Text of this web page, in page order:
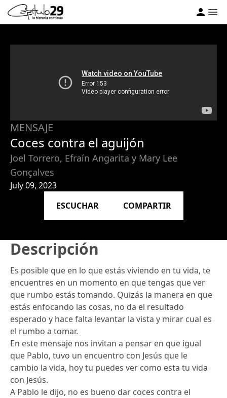
MENSAJE
Coces contra el aguijón
Joel Torrero, Efraín Angarita y Mary Lee
Gonçalves
July 09, 2023
ESCUCHAR
COMPARTIR
Descripción
Es posible que en lo que estás viviendo en tu vida, te
encuentres en un momento en que tengas que ver
que rumbo estás tomando. Quizás la manera en que
estás enfocando las cosas, no da el resultado
esperado y hace falta levantar la vista y mirar cual es
el rumbo a tomar.
En este mensaje nos invitan a pensar en que igual
que Pablo, tuvo un encuentro con Jesús que le
cambio la vida, hoy tu puedes ver como esta tu vida
con Jesús.
A Pablo le dijo, no es bueno dar coces contra el